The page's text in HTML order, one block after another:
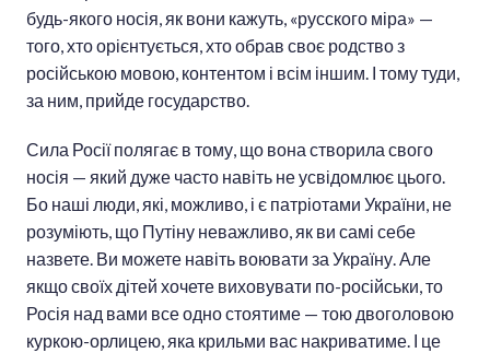
будь-якого носія, як вони кажуть, «русского міра» —
того, хто орієнтується, хто обрав своє родство з
російською мовою, контентом і всім іншим. І тому туди,
за ним, прийде государство.
Сила Росії полягає в тому, що вона створила свого
носія — який дуже часто навіть не усвідомлює цього.
Бо наші люди, які, можливо, і є патріотами України, не
розуміють, що Путіну неважливо, як ви самі себе
назвете. Ви можете навіть воювати за Україну. Але
якщо своїх дітей хочете виховувати по-російськи, то
Росія над вами все одно стоятиме — тою двоголовою
куркою-орлицею, яка крильми вас накриватиме. І це